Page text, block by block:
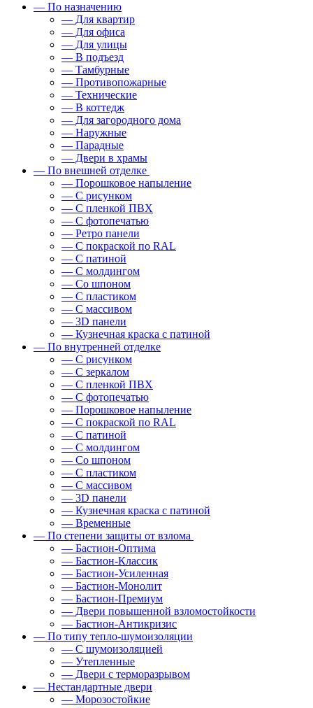
— По назначению
— Для квартир
— Для офиса
— Для улицы
— В подъезд
— Тамбурные
— Противопожарные
— Технические
— В коттедж
— Для загородного дома
— Наружные
— Парадные
— Двери в храмы
— По внешней отделке
— Порошковое напыление
— С рисунком
— С пленкой ПВХ
— С фотопечатью
— Ретро панели
— С покраской по RAL
— С патиной
— С молдингом
— Со шпоном
— С пластиком
— С массивом
— 3D панели
— Кузнечная краска с патиной
— По внутренней отделке
— С рисунком
— С зеркалом
— С пленкой ПВХ
— С фотопечатью
— Порошковое напыление
— С покраской по RAL
— С патиной
— С молдингом
— Со шпоном
— С пластиком
— С массивом
— 3D панели
— Кузнечная краска с патиной
— Временные
— По степени защиты от взлома
— Бастион-Оптима
— Бастион-Классик
— Бастион-Усиленная
— Бастион-Монолит
— Бастион-Премиум
— Двери повышенной взломостойкости
— Бастион-Антикризис
— По типу тепло-шумоизоляции
— С шумоизоляцией
— Утепленные
— Двери с терморазрывом
— Нестандартные двери
— Морозостойкие